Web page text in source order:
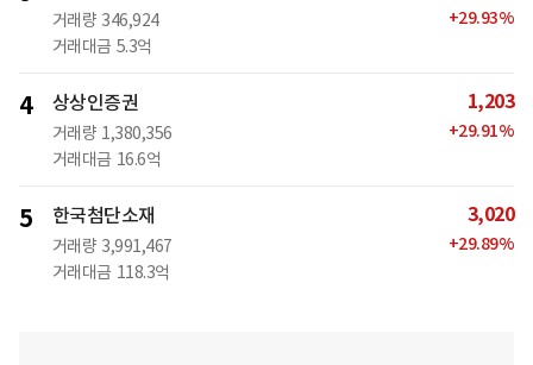
거래량 346,924
거래대금 5.3억
+29.93%
4 상상인증권
거래량 1,380,356
거래대금 16.6억
1,203
+29.91%
5 한국첨단소재
거래량 3,991,467
거래대금 118.3억
3,020
+29.89%